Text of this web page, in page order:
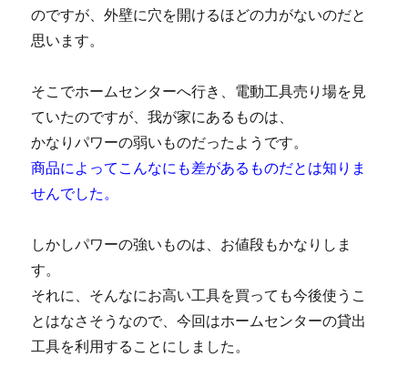
のですが、外壁に穴を開けるほどの力がないのだと
思います。
そこでホームセンターへ行き、電動工具売り場を見
ていたのですが、我が家にあるものは、
かなりパワーの弱いものだったようです。
商品によってこんなにも差があるものだとは知りま
せんでした。
しかしパワーの強いものは、お値段もかなりしま
す。
それに、そんなにお高い工具を買っても今後使うこ
とはなさそうなので、今回はホームセンターの貸出
工具を利用することにしました。